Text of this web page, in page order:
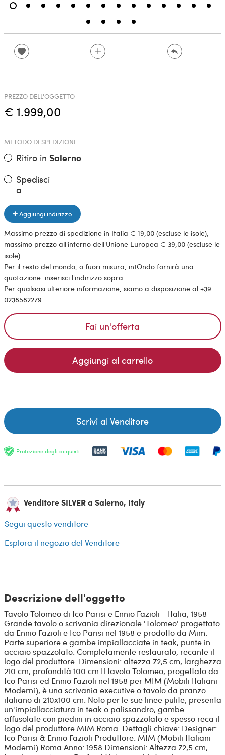
PREZZO DELL'OGGETTO
€ 1.999,00
METODO DI SPEDIZIONE
Ritiro in Salerno
Spedisci
a
Aggiungi indirizzo
Massimo prezzo di spedizione in Italia € 19,00 (escluse le isole),
massimo prezzo all'interno dell'Unione Europea € 39,00 (escluse le
isole).
Per il resto del mondo, o fuori misura, intOndo fornirà una
quotazione: inserisci l'indirizzo sopra.
Per qualsiasi ulteriore informazione, siamo a disposizione al +39
0238582279.
Fai un'offerta
Aggiungi al carrello
Scrivi al Venditore
Protezione degli acquisti
Venditore SILVER a Salerno, Italy
Segui questo venditore
Esplora il negozio del Venditore
Descrizione dell'oggetto
Tavolo Tolomeo di Ico Parisi e Ennio Fazioli - Italia, 1958
Grande tavolo o scrivania direzionale 'Tolomeo' progettato
da Ennio Fazioli e Ico Parisi nel 1958 e prodotto da Mim.
Parte superiore e gambe impiallacciate in teak, punte in
acciaio spazzolato. Completamente restaurato, recante il
logo del produttore. Dimensioni: altezza 72,5 cm, larghezza
210 cm, profondità 100 cm Il tavolo Tolomeo, progettato da
Ico Parisi ed Ennio Fazioli nel 1958 per MIM (Mobili Italiani
Moderni), è una scrivania executive o tavolo da pranzo
italiano di 210x100 cm. Noto per le sue linee pulite, presenta
un'impiallacciatura in teak o palissandro, gambe
affusolate con piedini in acciaio spazzolato e spesso reca il
logo del produttore MIM Roma. Dettagli chiave: Designer:
Ico Parisi & Ennio Fazioli Produttore: MIM (Mobili Italiani
Moderni) Roma Anno: 1958 Dimensioni: Altezza 72,5 cm,